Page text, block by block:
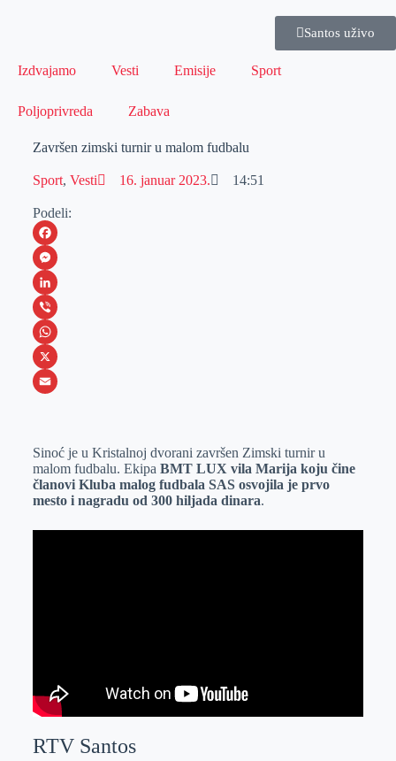
Santos uživo
Izdvajamo Vesti Emisije Sport
Poljoprivreda Zabava
Završen zimski turnir u malom fudbalu
Sport, Vesti 16. januar 2023. 14:51
Podeli:
F
a
c
e
b
o
M
e
s
s
e
e
r
L
i
n
k
I
n
V
i
b
W
h
s
A
p
p
X
a
i
l
Sinoć je u Kristalnoj dvorani završen Zimski turnir u
malom fudbalu. Ekipa BMT LUX vila Marija koju čine
članovi Kluba malog fudbala SAS osvojila je prvo
mesto i nagradu od 300 hiljada dinara.
RTV Santos